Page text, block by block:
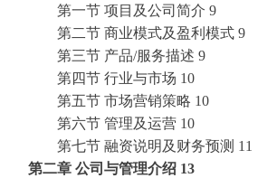
第一节 项目及公司简介 9
第二节 商业模式及盈利模式 9
第三节 产品/服务描述 9
第四节 行业与市场 10
第五节 市场营销策略 10
第六节 管理及运营 10
第七节 融资说明及财务预测 11
第二章 公司与管理介绍 13